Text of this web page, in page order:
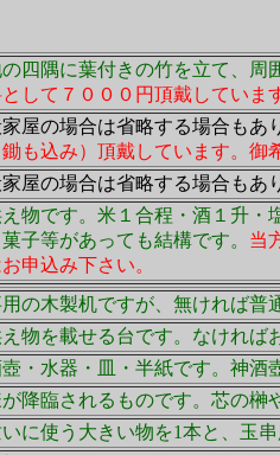
四隅に葉付きの竹を立て、周
して７０００円頂戴していま
屋の場合は省略する場合もあ
も込み）頂戴しています。御
屋の場合は省略する場合もあ
物です。米１合程・酒１升・
子等があっても結構です。 当
申込み下さい。
の木製机ですが、無ければ普
物を載せる台です。なければ
・水器・皿・半紙です。神酒
降臨されるものです。芯の榊
いに使う大きい物を1本と、玉